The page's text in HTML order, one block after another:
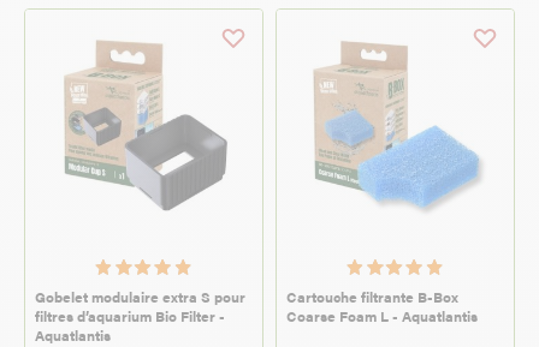
Gobelet modulaire extra S pour
filtres d’aquarium Bio Filter -
Aquatlantis
Cartouche filtrante B-Box
Coarse Foam L - Aquatlantis